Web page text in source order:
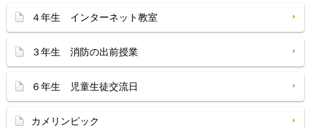
４年生 インターネット教室
３年生 消防の出前授業
６年生 児童生徒交流日
カメリンピック